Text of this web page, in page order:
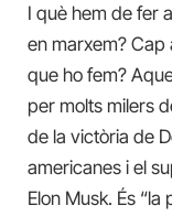
I què hem de fer
en marxem? Cap
que ho fem?
per molts milers
de la victòria de
americanes i el
Elon Musk. És